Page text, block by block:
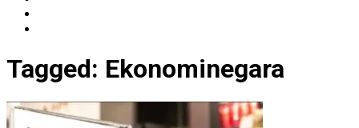
Tagged: Ekonominegara